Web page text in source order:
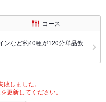
コース
ンなど約40種が120分単品飲
しました。
更新してください。